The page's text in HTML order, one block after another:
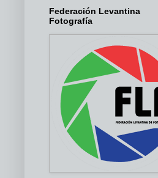
Federación Levantina
Fotografía